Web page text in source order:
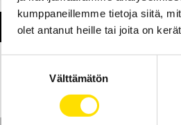
kumppaneillemme tietoja siitä,
olet antanut heille tai joita on
Välttämätön
LUE LISÄÄ